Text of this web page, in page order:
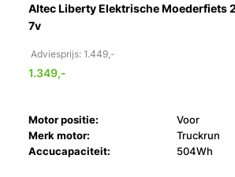
Altec Liberty Elektrische Moederfiets
7v
Adviesprijs: 1.449,-
1.349,-
Motor positie:
Voor
Merk motor:
Truckrun
Accucapaciteit:
504Wh